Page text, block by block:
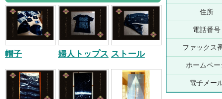
帽子 婦人トップス ストール
住所
電話番号
ファックス
ホームペー
電子メー